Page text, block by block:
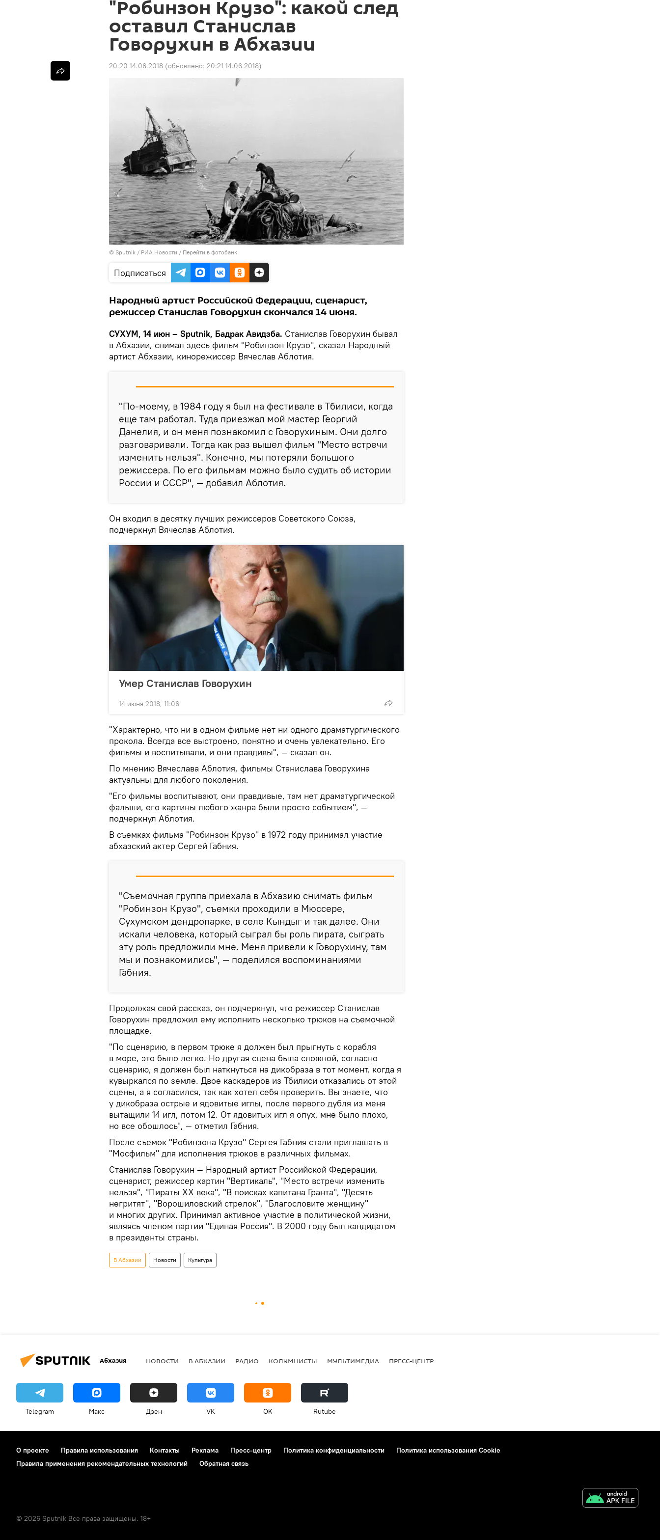
"Робинзон Крузо": какой след
оставил Станислав
Говорухин в Абхазии
20:20 14.06.2018 (обновлено: 20:21 14.06.2018)
© Sputnik / РИА Новости / Перейти в фотобанк
Подписаться
Народный артист Российской Федерации, сценарист,
режиссер Станислав Говорухин скончался 14 июня.
СУХУМ, 14 июн – Sputnik, Бадрак Авидзба. Станислав Говорухин бывал
в Абхазии, снимал здесь фильм "Робинзон Крузо", сказал Народный
артист Абхазии, кинорежиссер Вячеслав Аблотия.
"По-моему, в 1984 году я был на фестивале в Тбилиси, когда
еще там работал. Туда приезжал мой мастер Георгий
Данелия, и он меня познакомил с Говорухиным. Они долго
разговаривали. Тогда как раз вышел фильм "Место встречи
изменить нельзя". Конечно, мы потеряли большого
режиссера. По его фильмам можно было судить об истории
России и СССР", — добавил Аблотия.
Он входил в десятку лучших режиссеров Советского Союза,
подчеркнул Вячеслав Аблотия.
Умер Станислав Говорухин
14 июня 2018, 11:06
"Характерно, что ни в одном фильме нет ни одного драматургического
прокола. Всегда все выстроено, понятно и очень увлекательно. Его
фильмы и воспитывали, и они правдивы", — сказал он.
По мнению Вячеслава Аблотия, фильмы Станислава Говорухина
актуальны для любого поколения.
"Его фильмы воспитывают, они правдивые, там нет драматургической
фальши, его картины любого жанра были просто событием", —
подчеркнул Аблотия.
В съемках фильма "Робинзон Крузо" в 1972 году принимал участие
абхазский актер Сергей Габния.
"Съемочная группа приехала в Абхазию снимать фильм
"Робинзон Крузо", съемки проходили в Мюссере,
Сухумском дендропарке, в селе Кындыг и так далее. Они
искали человека, который сыграл бы роль пирата, сыграть
эту роль предложили мне. Меня привели к Говорухину, там
мы и познакомились", — поделился воспоминаниями
Габния.
Продолжая свой рассказ, он подчеркнул, что режиссер Станислав
Говорухин предложил ему исполнить несколько трюков на съемочной
площадке.
"По сценарию, в первом трюке я должен был прыгнуть с корабля
в море, это было легко. Но другая сцена была сложной, согласно
сценарию, я должен был наткнуться на дикобраза в тот момент, когда я
кувыркался по земле. Двое каскадеров из Тбилиси отказались от этой
сцены, а я согласился, так как хотел себя проверить. Вы знаете, что
у дикобраза острые и ядовитые иглы, после первого дубля из меня
вытащили 14 игл, потом 12. От ядовитых игл я опух, мне было плохо,
но все обошлось", — отметил Габния.
После съемок "Робинзона Крузо" Сергея Габния стали приглашать в
"Мосфильм" для исполнения трюков в различных фильмах.
Станислав Говорухин — Народный артист Российской Федерации,
сценарист, режиссер картин "Вертикаль", "Место встречи изменить
нельзя", "Пираты XX века", "В поисках капитана Гранта", "Десять
негритят", "Ворошиловский стрелок", "Благословите женщину"
и многих других. Принимал активное участие в политической жизни,
являясь членом партии "Единая Россия". В 2000 году был кандидатом
в президенты страны.
В Абхазии Новости Культура
Абхазия НОВОСТИ В АБХАЗИИ РАДИО КОЛУМНИСТЫ МУЛЬТИМЕДИА ПРЕСС-ЦЕНТР
Telegram Макс Дзен VK OK Rutube
О проекте Правила использования Контакты Реклама Пресс-центр Политика конфиденциальности
Политика использования Cookie
Правила применения рекомендательных технологий
Обратная связь
© 2026 Sputnik Все права защищены. 18+